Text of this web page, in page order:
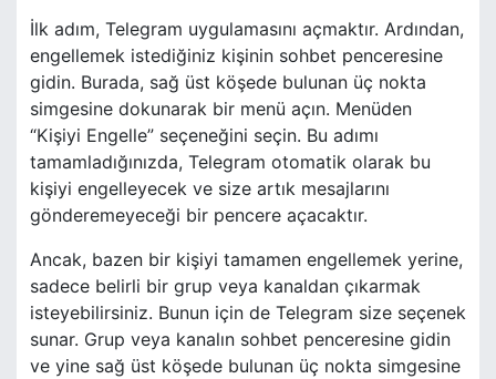
İlk adım, Telegram uygulamasını açmaktır. Ardından,
engellemek istediğiniz kişinin sohbet penceresine
gidin. Burada, sağ üst köşede bulunan üç nokta
simgesine dokunarak bir menü açın. Menüden
“Kişiyi Engelle” seçeneğini seçin. Bu adımı
tamamladığınızda, Telegram otomatik olarak bu
kişiyi engelleyecek ve size artık mesajlarını
gönderemeyeceği bir pencere açacaktır.
Ancak, bazen bir kişiyi tamamen engellemek yerine,
sadece belirli bir grup veya kanaldan çıkarmak
isteyebilirsiniz. Bunun için de Telegram size seçenek
sunar. Grup veya kanalın sohbet penceresine gidin
ve yine sağ üst köşede bulunan üç nokta simgesine